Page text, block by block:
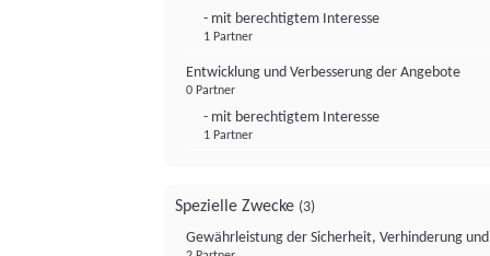
- mit berechtigtem Interesse
1 Partner
Entwicklung und Verbesserung der Angebote
0 Partner
- mit berechtigtem Interesse
1 Partner
Spezielle Zwecke (3)
Gewährleistung der Sicherheit, Verhinderung